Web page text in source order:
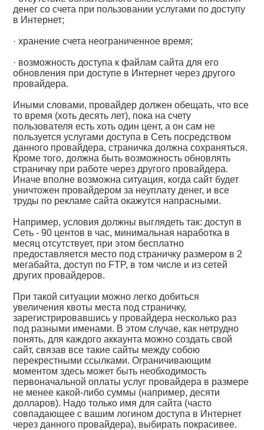
денег со счета при пользовании услугами по доступу
в Интернет;
· хранение счета неограниченное время;
· возможность доступа к файлам сайта для его
обновления при доступе в Интернет через другого
провайдера.
Иными словами, провайдер должен обещать, что все
то время (хоть десять лет), пока на счету
пользователя есть хоть один цент, а он сам не
пользуется услугами доступа в Сеть посредством
данного провайдера, страничка должна сохраняться.
Кроме того, должна быть возможность обновлять
страничку при работе через другого провайдера.
Иначе вполне возможна ситуация, когда сайт будет
уничтожен провайдером за неуплату денег, и все
труды по рекламе сайта окажутся напрасными.
Например, условия должны выглядеть так: доступ в
Сеть - 90 центов в час, минимальная наработка в
месяц отсутствует, при этом бесплатно
предоставляется место под страничку размером в 2
мегабайта, доступ по FTP, в том числе и из сетей
других провайдеров.
При такой ситуации можно легко добиться
увеличения квоты места под страничку,
зарегистрировавшись у провайдера несколько раз
под разными именами. В этом случае, как нетрудно
понять, для каждого аккаунта можно создать свой
сайт, связав все такие сайты между собою
перекрестными ссылками. Ограничивающим
моментом здесь может быть необходимость
первоначальной оплаты услуг провайдера в размере
не менее какой-либо суммы (например, десяти
долларов). Надо только имя для сайта (часто
совпадающее с вашим логином доступа в Интернет
через данного провайдера), выбирать покрасивее.